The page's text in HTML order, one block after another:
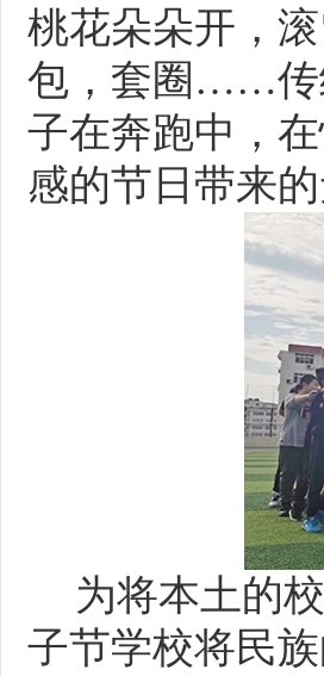
桃花朵朵开，
包，套圈……传
子在奔跑中，
感的节日带来
为将本土的
子节学校将民